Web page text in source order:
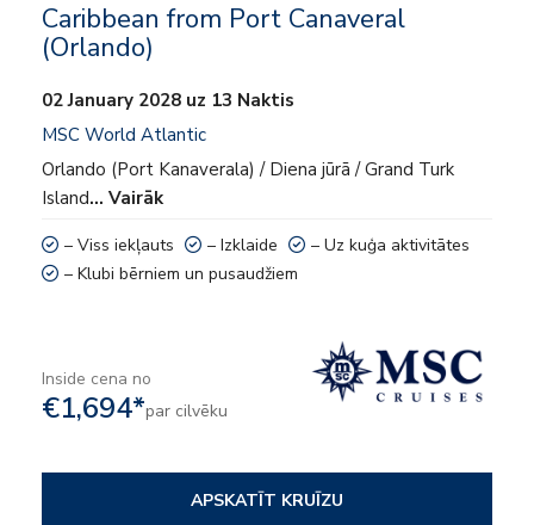
Caribbean from Port Canaveral
(Orlando)
02 January 2028 uz 13 Naktis
MSC World Atlantic
Orlando (Port Kanaverala) / Diena jūrā / Grand Turk
Island… Vairāk
– Viss iekļauts – Izklaide
– Uz kuģa aktivitātes
– Klubi bērniem un pusaudžiem
Inside cena no
€1,694*par cilvēku
APSKATĪT KRUĪZU